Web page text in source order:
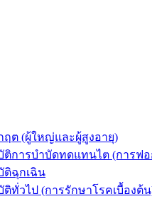
ฤต (ผู้ใหญ่และผู้สูงอายุ)
ารบำบัดทดแทนไต (การฟอ
ติฉุกเฉิน
ทั่วไป (การรักษาโรคเบื้องต้